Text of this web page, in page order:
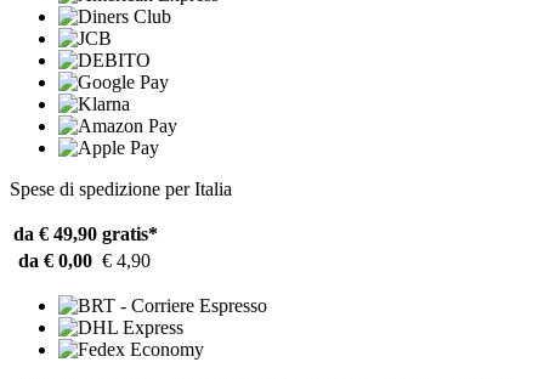
Spese di spedizione per Italia
da € 49,90 gratis*
da € 0,00 € 4,90